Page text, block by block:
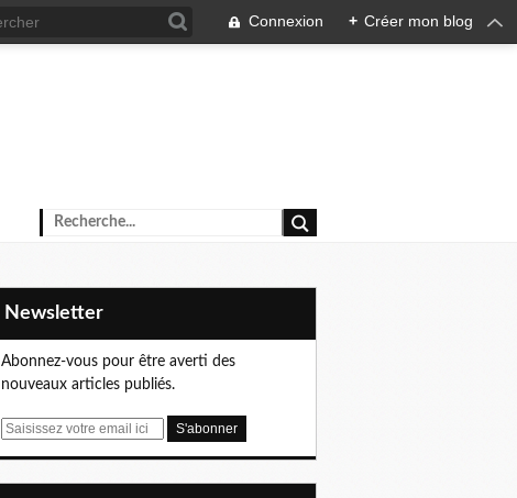
Connexion + Créer mon blog
Newsletter
Abonnez-vous pour être averti des
nouveaux articles publiés.
E